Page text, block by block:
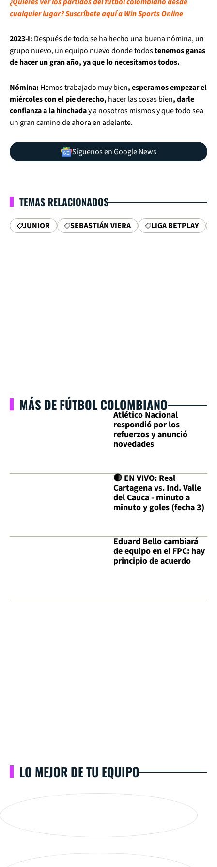
cualquier lugar? Suscríbete aquí a Win Sports Online
2023-I: Después de todo se ha hecho una buena nómina, un
grupo nuevo, un equipo nuevo donde todostenemos ganas
de hacer un gran año, ya que lo necesitamos todos.
Nómina: Hemos trabajado muy bien, esperamos empezar el
miércoles con el pie derecho, hacer las cosas bien, darle
confianza a la hinchaday a nosotros mismos y que todo sea
un gran camino de ahora en adelante.
Síguenos en Google News
TEMAS RELACIONADOS
JUNIOR SEBASTIÁN VIERA LIGA BETPLAY
MÁS DE FÚTBOL COLOMBIANO
Atlético Nacional
respondió por los
refuerzos y anunció
novedades
🔴 EN VIVO: Real
Cartagena vs. Ind. Valle
del Cauca - minuto a
minuto y goles (fecha 3)
Eduard Bello cambiará
de equipo en el FPC: hay
principio de acuerdo
LO MEJOR DE TU EQUIPO